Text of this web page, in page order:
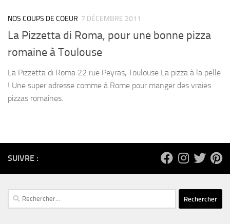
NOS COUPS DE COEUR 7 DÉCEMBRE 2011
La Pizzetta di Roma, pour une bonne pizza
romaine à Toulouse
La Pizzetta di Roma 22 rue Peyras, Toulouse La pizza à la pelle
! Une super adresse comme à Rome pour manger des vraies
pizzas romaines.
SUIVRE :
Rechercher :